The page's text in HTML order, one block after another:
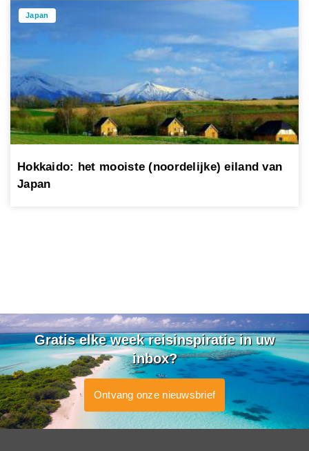
Japan
Hokkaido: het mooiste (noordelijke) eiland van
Japan
Gratis elke week reisinspiratie in uw
inbox?
Ontvang onze nieuwsbrief